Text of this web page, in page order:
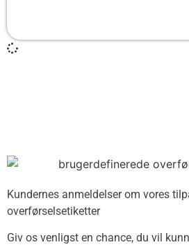
Kundernes anmeldelser om vores
overførselsetiketter
Giv os venligst en chance, du vil